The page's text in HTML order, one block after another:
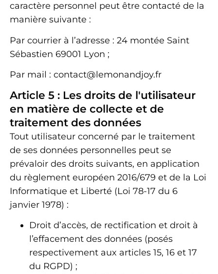
caractère personnel peut être contacté de la
manière suivante :
Par courrier à l’adresse : 24 montée Saint
Sébastien 69001 Lyon ;
Par mail : contact@lemonandjoy.fr
Article 5 : Les droits de l'utilisateur
en matière de collecte et de
traitement des données
Tout utilisateur concerné par le traitement
de ses données personnelles peut se
prévaloir des droits suivants, en application
du règlement européen 2016/679 et de la Loi
Informatique et Liberté (Loi 78-17 du 6
janvier 1978) :
Droit d’accès, de rectification et droit à
l’effacement des données (posés
respectivement aux articles 15, 16 et 17
du RGPD) ;